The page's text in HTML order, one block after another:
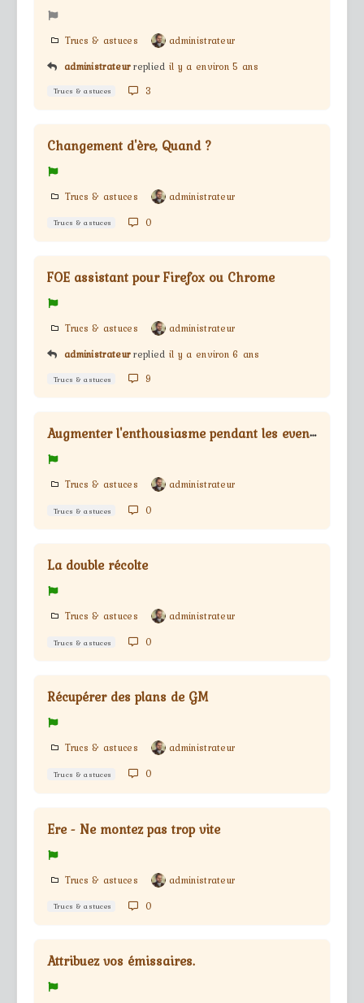
Trucs & astuces
administrateur
administrateur replied il y a environ 5 ans
Trucs & astuces 3
Changement d'ère, Quand ?
Trucs & astuces administrateur
Trucs & astuces 0
FOE assistant pour Firefox ou Chrome
Trucs & astuces
administrateur
administrateur replied il y a environ 6 ans
Trucs & astuces 9
A
ugmenter l'enthousiasme pendant les events
Trucs & astuces administrateur
Trucs & astuces 0
La double récolte
Trucs & astuces administrateur
Trucs & astuces 0
Récupérer des plans de GM
Trucs & astuces administrateur
Trucs & astuces 0
Ere - Ne montez pas trop vite
Trucs & astuces administrateur
Trucs & astuces 0
Attribuez vos émissaires.